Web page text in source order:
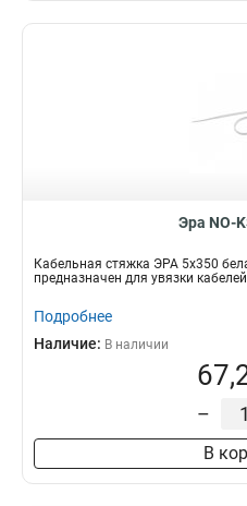
Эра NO-
Кабельная стяжка ЭРА 5х350
предназначен для увязки
Подробнее
Наличие: В наличии
–
В